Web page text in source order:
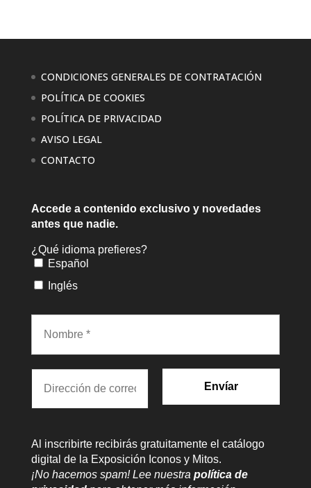
CONDICIONES GENERALES DE CONTRATACIÓN
POLÍTICA DE COOKIES
POLÍTICA DE PRIVACIDAD
AVISO LEGAL
CONTACTO
Accede a contenido exclusivo y novedades
antes que nadie.
¿Qué idioma prefieres?
Español
Inglés
Al inscribirte recibirás gratuitamente el catálogo
digital de la Exposición Iconos y Mitos.
¡No hacemos spam! Lee nuestra política de